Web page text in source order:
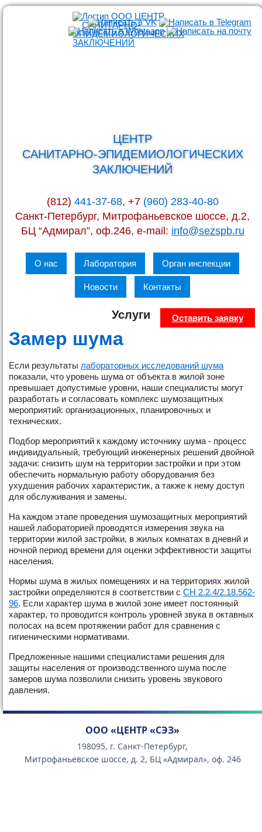
ЦЕНТР
САНИТАРНО-ЭПИДЕМИОЛОГИЧЕСКИХ
ЗАКЛЮЧЕНИЙ
(812) 441-37-68, +7 (960) 283-40-80
Санкт-Петербург, Митрофаньевское шоссе, д.2,
БЦ “Адмирал”, оф.246, e-mail: info@sezspb.ru
О нас Лаборатория Орган инспекции
Новости Контакты
Услуги Оставить заявку
Замер шума
Если результаты лабораторных исследований шума
показали, что уровень шума от объекта в жилой зоне
превышает допустимые уровни, наши специалисты могут
разработать и согласовать комплекс шумозащитных
мероприятий: организационных, планировочных и
технических.
Подбор мероприятий к каждому источнику шума - процесс
индивидуальный, требующий инженерных решений двойной
задачи: снизить шум на территории застройки и при этом
обеспечить нормальную работу оборудования без
ухудшения рабочих характеристик, а также к нему доступ
для обслуживания и замены.
На каждом этапе проведения шумозащитных мероприятий
нашей лабораторией проводятся измерения звука на
территории жилой застройки, в жилых комнатах в дневнй и
ночной период времени для оценки эффективности защиты
населения.
Нормы шума в жилых помещениях и на территориях жилой
застройки определяются в соответствии с СН 2.2.4/2.18.562-
96. Если характер шума в жилой зоне имеет постоянный
характер, то проводится контроль уровней звука в октавных
полосах на всем протяжении работ для сравнения с
гигиеническими нормативами.
Предложенные нашими специалистами решения для
защиты населения от производственного шума после
замеров шума позволили снизить уровень звукового
давления.
ООО «ЦЕНТР «СЭЗ»
198095, г. Санкт-Петербург,
Митрофаньевское шоссе, д. 2, БЦ «Адмирал», оф. 246